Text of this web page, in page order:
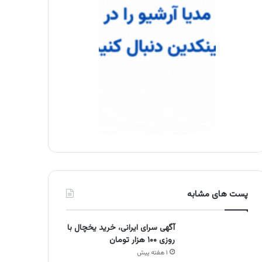
پست های مشابه
آگهی سرای ایرانی، خرید یخچال با
روزی ۱۰۰ هزار تومان
۱ هفته پیش